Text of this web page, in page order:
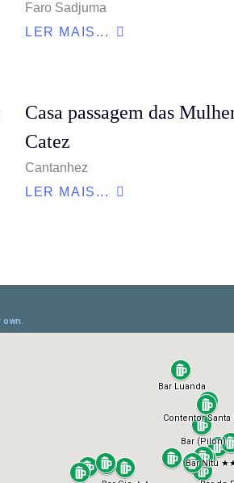
Faro Sadjuma
LER MAIS...
Casa passagem das
Catez
Cantanhez
LER MAIS...